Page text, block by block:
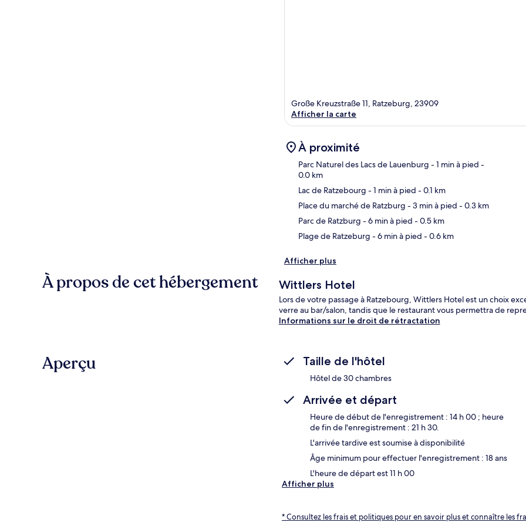
Große Kreuzstraße 11, Ratzeburg, 23909
Afficher la carte
À proximité
Parc Naturel des Lacs de Lauenburg - 1 min à pied -
0.0 km
Lac de Ratzebourg - 1 min à pied - 0.1 km
Place du marché de Ratzburg - 3 min à pied - 0.3 km
Parc de Ratzburg - 6 min à pied - 0.5 km
Plage de Ratzeburg - 6 min à pied - 0.6 km
Afficher plus
À propos de cet hébergement Wittlers Hotel
Lors de votre passage à Ratzebourg, Wittlers Hotel est un choix
verre au bar/salon, tandis que le restaurant vous permettra de
Informations sur le droit de rétractation
Aperçu Taille de l'hôtel
Hôtel de 30 chambres
Arrivée et départ
Heure de début de l'enregistrement : 14 h 00 ; heure
de fin de l'enregistrement : 21 h 30.
L'arrivée tardive est soumise à disponibilité
Âge minimum pour effectuer l'enregistrement : 18 ans
L'heure de départ est 11 h 00
Afficher plus
* Consultez les frais et politiques pour en savoir plus et connaître les